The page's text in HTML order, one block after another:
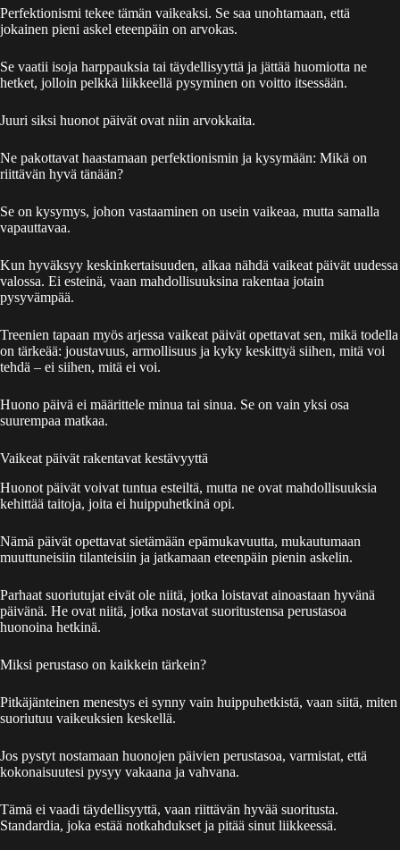
Perfektionismi tekee tämän vaikeaksi. Se saa unohtamaan, että
jokainen pieni askel eteenpäin on arvokas.
Se vaatii isoja harppauksia tai täydellisyyttä ja jättää huomiotta ne
hetket, jolloin pelkkä liikkeellä pysyminen on voitto itsessään.
Juuri siksi huonot päivät ovat niin arvokkaita.
Ne pakottavat haastamaan perfektionismin ja kysymään: Mikä on
riittävän hyvä tänään?
Se on kysymys, johon vastaaminen on usein vaikeaa, mutta samalla
vapauttavaa.
Kun hyväksyy keskinkertaisuuden, alkaa nähdä vaikeat päivät uudessa
valossa. Ei esteinä, vaan mahdollisuuksina rakentaa jotain
pysyvämpää.
Treenien tapaan myös arjessa vaikeat päivät opettavat sen, mikä todella
on tärkeää: joustavuus, armollisuus ja kyky keskittyä siihen, mitä voi
tehdä – ei siihen, mitä ei voi.
Huono päivä ei määrittele minua tai sinua. Se on vain yksi osa
suurempaa matkaa.
Vaikeat päivät rakentavat kestävyyttä
Huonot päivät voivat tuntua esteiltä, mutta ne ovat mahdollisuuksia
kehittää taitoja, joita ei huippuhetkinä opi.
Nämä päivät opettavat sietämään epämukavuutta, mukautumaan
muuttuneisiin tilanteisiin ja jatkamaan eteenpäin pienin askelin.
Parhaat suoriutujat eivät ole niitä, jotka loistavat ainoastaan hyvänä
päivänä. He ovat niitä, jotka nostavat suoritustensa perustasoa
huonoina hetkinä.
Miksi perustaso on kaikkein tärkein?
Pitkäjänteinen menestys ei synny vain huippuhetkistä, vaan siitä, miten
suoriutuu vaikeuksien keskellä.
Jos pystyt nostamaan huonojen päivien perustasoa, varmistat, että
kokonaisuutesi pysyy vakaana ja vahvana.
Tämä ei vaadi täydellisyyttä, vaan riittävän hyvää suoritusta.
Standardia, joka estää notkahdukset ja pitää sinut liikkeessä.